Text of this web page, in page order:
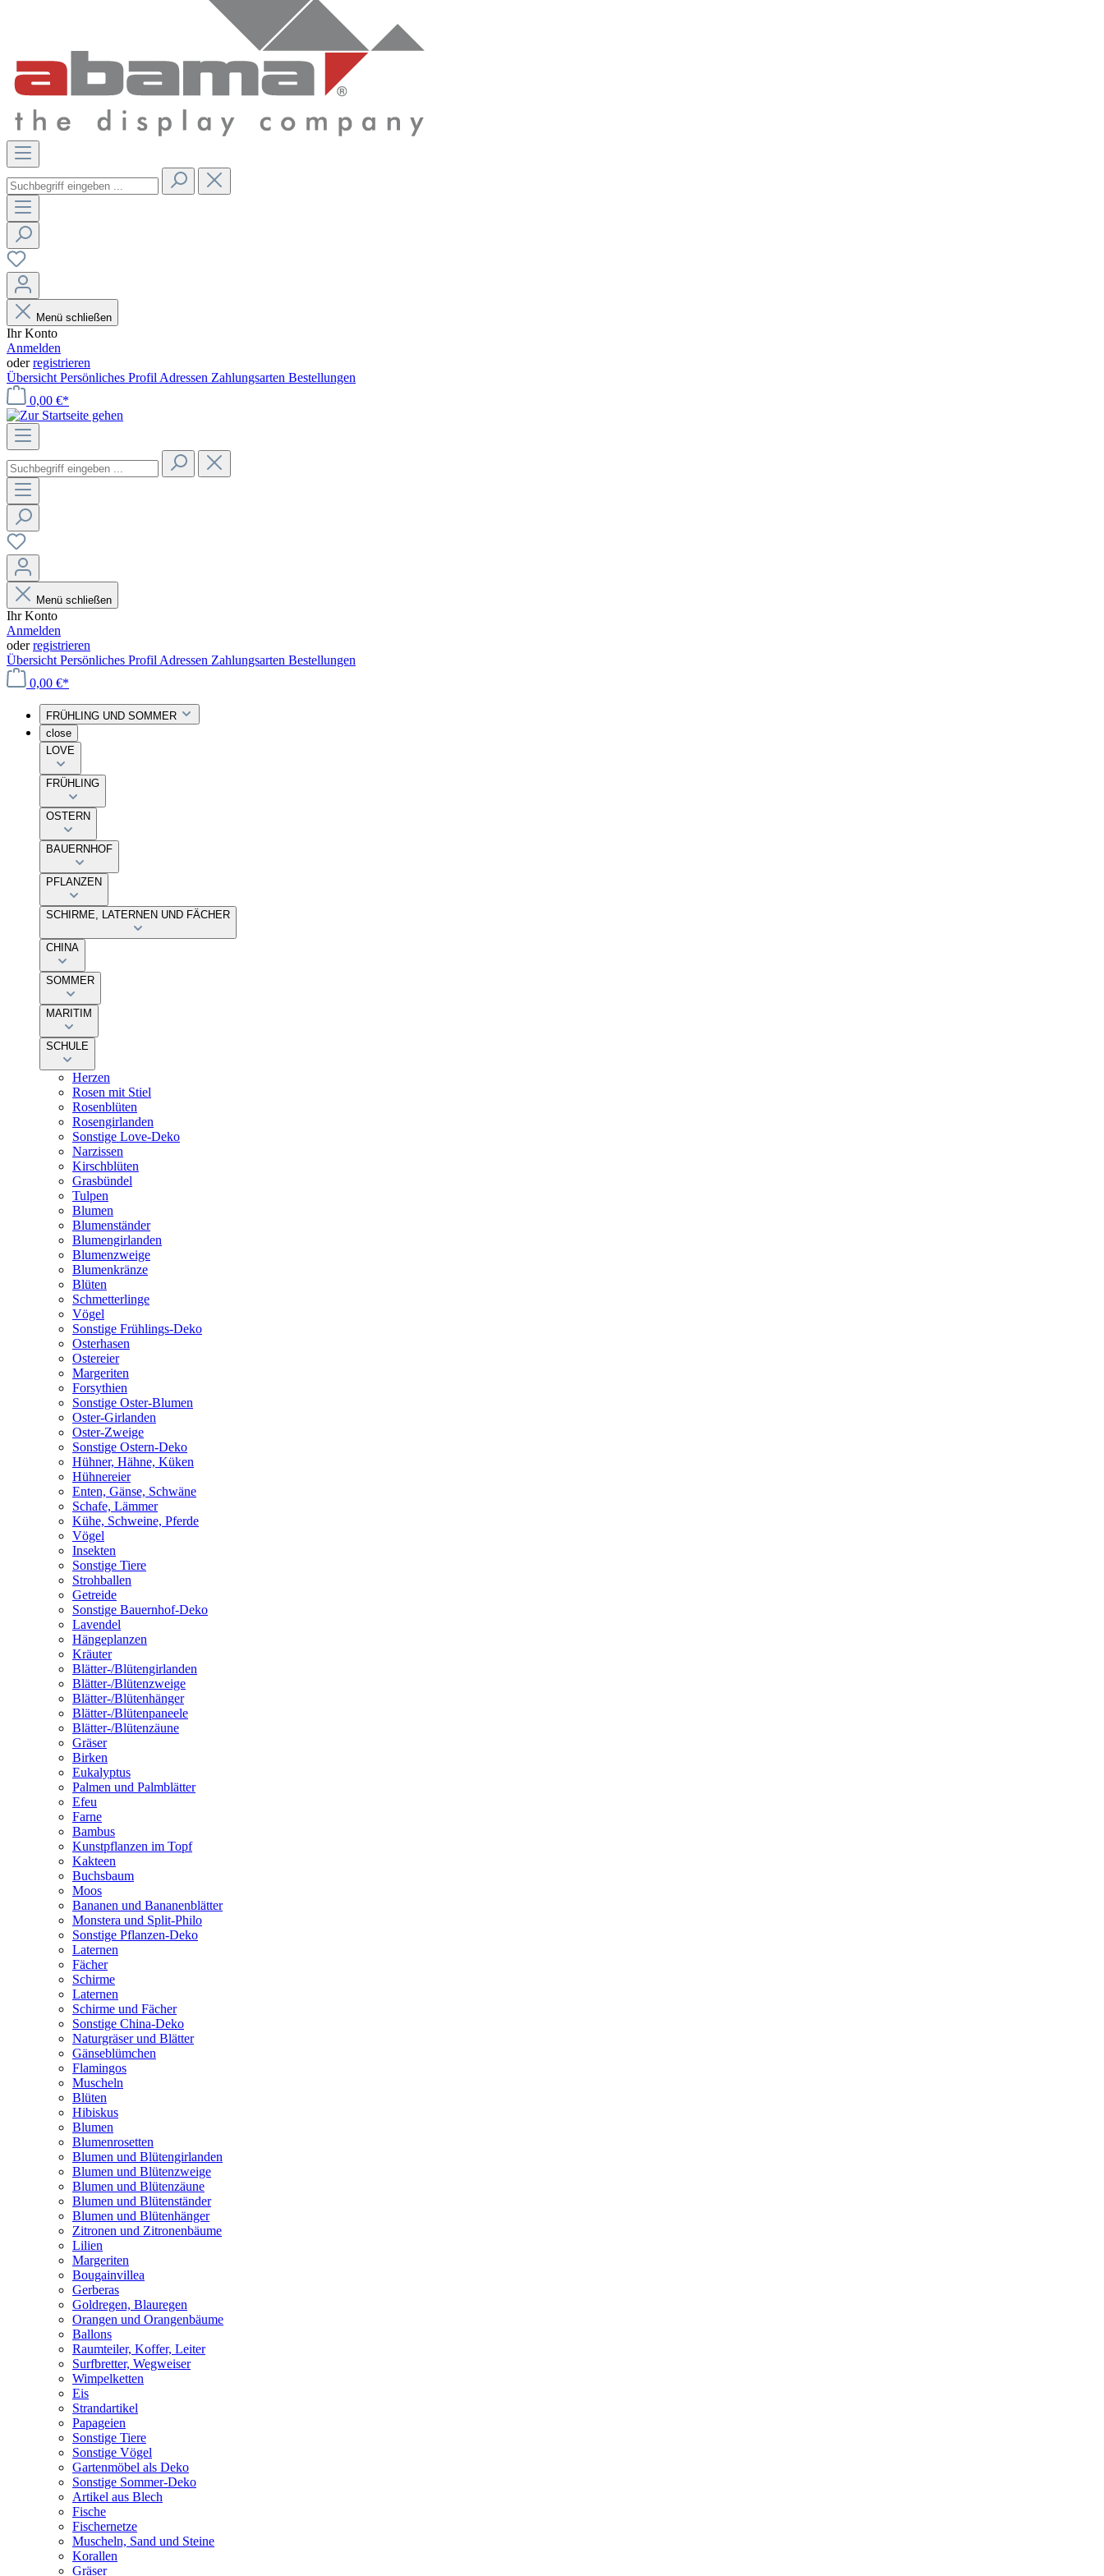
Menü schließen
Ihr Konto
Anmelden
oderregistrieren
Übersicht Persönliches Profil Adressen Zahlungsarten Bestellungen
0,00 €*
Menü schließen
Ihr Konto
Anmelden
oderregistrieren
Übersicht Persönliches Profil Adressen Zahlungsarten Bestellungen
0,00 €*
FRÜHLING UND SOMMER
close
LOVE
FRÜHLING
OSTERN
BAUERNHOF
PFLANZEN
SCHIRME, LATERNEN UND FÄCHER
CHINA
SOMMER
MARITIM
SCHULE
Herzen
Rosen mit Stiel
Rosenblüten
Rosengirlanden
Sonstige Love-Deko
Narzissen
Kirschblüten
Grasbündel
Tulpen
Blumen
Blumenständer
Blumengirlanden
Blumenzweige
Blumenkränze
Blüten
Schmetterlinge
Vögel
Sonstige Frühlings-Deko
Osterhasen
Ostereier
Margeriten
Forsythien
Sonstige Oster-Blumen
Oster-Girlanden
Oster-Zweige
Sonstige Ostern-Deko
Hühner, Hähne, Küken
Hühnereier
Enten, Gänse, Schwäne
Schafe, Lämmer
Kühe, Schweine, Pferde
Vögel
Insekten
Sonstige Tiere
Strohballen
Getreide
Sonstige Bauernhof-Deko
Lavendel
Hängeplanzen
Kräuter
Blätter-/Blütengirlanden
Blätter-/Blütenzweige
Blätter-/Blütenhänger
Blätter-/Blütenpaneele
Blätter-/Blütenzäune
Gräser
Birken
Eukalyptus
Palmen und Palmblätter
Efeu
Farne
Bambus
Kunstpflanzen im Topf
Kakteen
Buchsbaum
Moos
Bananen und Bananenblätter
Monstera und Split-Philo
Sonstige Pflanzen-Deko
Laternen
Fächer
Schirme
Laternen
Schirme und Fächer
Sonstige China-Deko
Naturgräser und Blätter
Gänseblümchen
Flamingos
Muscheln
Blüten
Hibiskus
Blumen
Blumenrosetten
Blumen und Blütengirlanden
Blumen und Blütenzweige
Blumen und Blütenzäune
Blumen und Blütenständer
Blumen und Blütenhänger
Zitronen und Zitronenbäume
Lilien
Margeriten
Bougainvillea
Gerberas
Goldregen, Blauregen
Orangen und Orangenbäume
Ballons
Raumteiler, Koffer, Leiter
Surfbretter, Wegweiser
Wimpelketten
Eis
Strandartikel
Papageien
Sonstige Tiere
Sonstige Vögel
Gartenmöbel als Deko
Sonstige Sommer-Deko
Artikel aus Blech
Fische
Fischernetze
Muscheln, Sand und Steine
Korallen
Gräser